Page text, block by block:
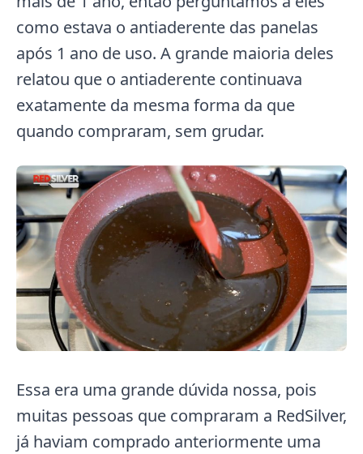
como estava o antiaderente das panelas
após 1 ano de uso. A grande maioria deles
relatou que o antiaderente continuava
exatamente da mesma forma da que
quando compraram, sem grudar.
Essa era uma grande dúvida nossa, pois
muitas pessoas que compraram a RedSilver,
já haviam comprado anteriormente uma